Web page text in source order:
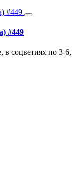
#449
в соцветиях по 3-6,